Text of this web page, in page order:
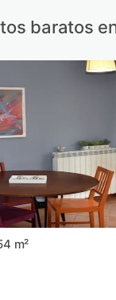
baratos
m²